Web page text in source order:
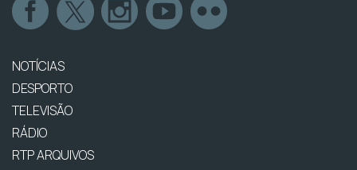
NOTÍCIAS
DESPORTO
TELEVISÃO
RÁDIO
RTP ARQUIVOS